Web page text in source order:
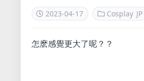
2023-04-17 Cosplay JP
怎麽感覺更大了呢？？